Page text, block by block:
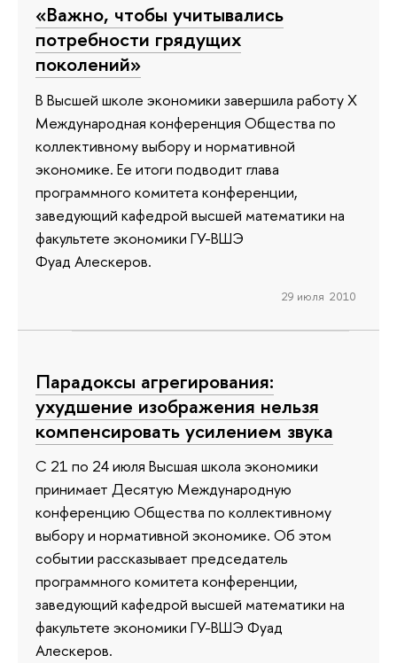
«Важно, чтобы учитывались
потребности грядущих
поколений»
В Высшей школе экономики завершила работу X
Международная конференция Общества по
коллективному выбору и нормативной
экономике. Ее итоги подводит глава
программного комитета конференции,
заведующий кафедрой высшей математики на
факультете экономики ГУ-ВШЭ
Фуад Алескеров.
29 июля 2010
Парадоксы агрегирования:
ухудшение изображения нельзя
компенсировать усилением звука
С 21 по 24 июля Высшая школа экономики
принимает Десятую Международную
конференцию Общества по коллективному
выбору и нормативной экономике. Об этом
событии рассказывает председатель
программного комитета конференции,
заведующий кафедрой высшей математики на
факультете экономики ГУ-ВШЭ Фуад
Алескеров.